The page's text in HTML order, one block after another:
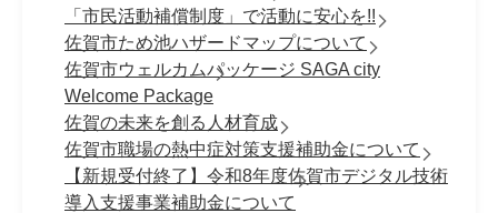
「市民活動補償制度」で活動に安心を!!
佐賀市ため池ハザードマップについて
佐賀市ウェルカムパッケージ SAGA city
Welcome Package
佐賀の未来を創る人材育成
佐賀市職場の熱中症対策支援補助金について
【新規受付終了】令和8年度佐賀市デジタル技術
導入支援事業補助金について